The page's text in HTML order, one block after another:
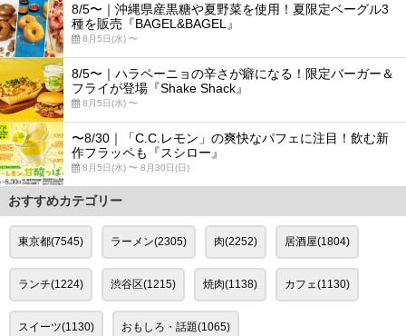
8/5〜｜沖縄県産黒糖や夏野菜を使用！夏限定ベーグル3
種を販売『BAGEL&BAGEL』
8月5日(水) 〜
8/5〜｜ハラペーニョの辛さが癖になる！限定バーガー＆
フライが登場『Shake Shack』
8月5日(水) 〜
〜8/30｜「C.C.レモン」の爽快なパフェに注目！飲む新
作フラッペも『スシロー』
8月5日(水) 〜 8月30日(日)
おすすめカテゴリー
東京都(7545) ラーメン(2305) 肉(2252) 居酒屋(1804)
ランチ(1224) 渋谷区(1215) 焼肉(1138) カフェ(1130)
スイーツ(1130) おもしろ・話題(1065)